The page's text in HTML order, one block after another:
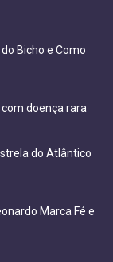
Bicho e Como
doença rara
do Atlântico
Marca Fé e